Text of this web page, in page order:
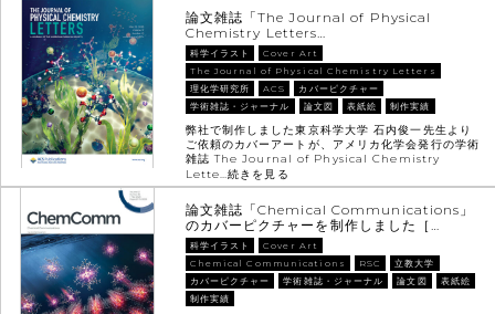
論文雑誌「The Journal of Physical
Chemistry Letters…
科学イラスト
Cover Art
The Journal of Physical Chemistry Letters
理化学研究所
ACS
カバーピクチャー
学術雑誌・ジャーナル
論文図 表紙絵 制作実績
弊社で制作しました東京科学大学 石内俊一先生より
ご依頼のカバーアートが、アメリカ化学会発行の学術
雑誌 The Journal of Physical Chemistry
Lette…続きを見る
論文雑誌「Chemical Communications」
のカバーピクチャーを制作しました［…
科学イラスト
Cover Art
Chemical Communications
RSC
立教大学
カバーピクチャー
学術雑誌・ジャーナル 論文図
表紙絵
制作実績